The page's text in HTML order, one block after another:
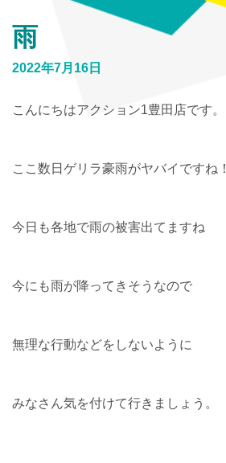
雨
2022年7月16日
こんにちはアクション1豊田店です。
ここ数日ゲリラ豪雨がヤバイですね！
今日も各地で雨の被害出てますね
今にも雨が降ってきそうなので
無理な行動などをしないように
みなさん気を付けて行きましょう。